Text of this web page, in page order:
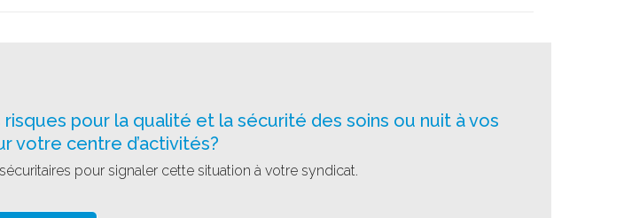
pour la qualité et la sécurité des soins ou nuit à vos
votre centre d’activités?
pour signaler cette situation à votre syndicat.